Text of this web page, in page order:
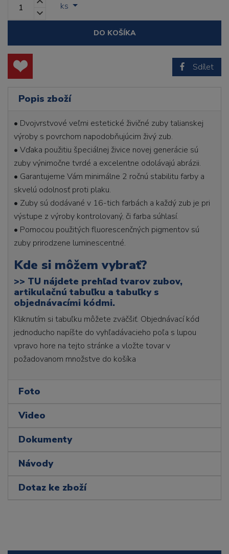
ks
DO KOŠÍKA
Sdílet
Popis zboží
• Dvojvrstvové veľmi estetické živičné zuby talianskej
výroby s povrchom napodobňujúcim živý zub.
• Vďaka použitiu špeciálnej živice novej generácie sú
zuby výnimočne tvrdé a excelentne odolávajú abrázii.
• Garantujeme Vám minimálne 2 ročnú stabilitu farby a
skvelú odolnosť proti plaku.
• Zuby sú dodávané v 16-tich farbách a každý zub je pri
výstupe z výroby kontrolovaný, či farba súhlasí.
• Pomocou použitých fluorescenčných pigmentov sú
zuby prirodzene luminescentné.
Kde si môžem vybrať?
>> TU nájdete prehľad tvarov zubov,
artikulačnú tabuľku a tabuľky s
objednávacími kódmi.
Kliknutím si tabuľku môžete zväčšiť. Objednávací kód
jednoducho napíšte do vyhľadávacieho poľa s lupou
vpravo hore na tejto stránke a vložte tovar v
požadovanom množstve do košíka
Foto
Video
Dokumenty
Návody
Dotaz ke zboží